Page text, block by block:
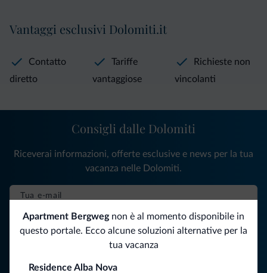
Apartment Bergwegnon è al momento disponibile in
questo portale. Ecco alcune soluzioni alternative per la
tua vacanza
Residence Alba Nova
Vantaggi esclusivi Dolomiti.it
Contatto
diretto
Tariffe
vantaggiose
Richieste non
vincolanti
Consigli dalle Dolomiti
Riceverai informazioni, offerte esclusive e news per la tua
vacanza nelle Dolomiti.
ISCRIVITI ALLA NEWSLETTER